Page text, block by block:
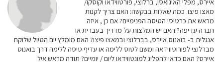
מאצו פיצו. כמה שאלות בבקשה: האם צריך לקנות
מראש את כרטיסי הטיסה הפנימיים? אם כן , איזה
חברה עדיפה? האם יש המלצות על מדריך בעברית או
אנגלית ב- בואנוס איירס, בברלוצי ובמאצו פיצו? האם מומלץ יום הטיול שלוקח
מברלוצי לפורוטווידאה ומשם לטוס ללימה או עדיף טיסה ללימה דרך בואנוס
איירס? האם כדאי להפליג למונטווידאו ליום / יומיים? תודה מראש איל